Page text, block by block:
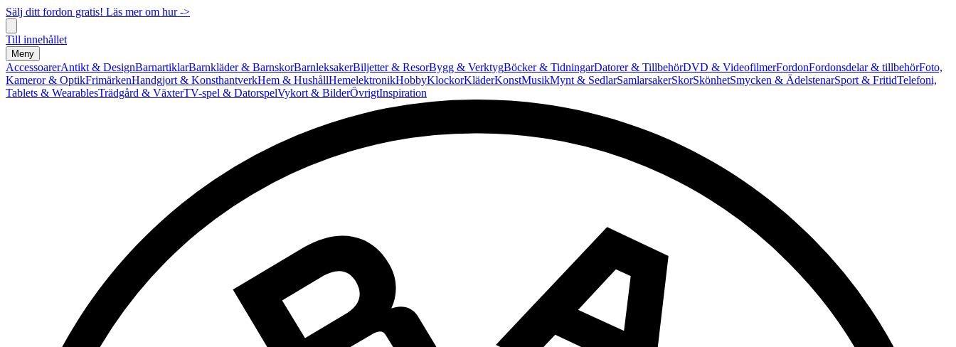
Sälj ditt fordon gratis! Läs mer om hur ->
Till innehållet
Meny
AccessoarerAntikt & DesignBarnartiklarBarnkläder & BarnskorBarnleksakerBiljetter & ResorBygg & VerktygBöcker & TidningarDatorer & TillbehörDVD & VideofilmerFordonFordonsdelar & tillbehörFoto,
Kameror & OptikFrimärkenHandgjort & KonsthantverkHem & HushållHemelektronikHobbyKlockorKläderKonstMusikMynt & SedlarSamlarsakerSkorSkönhetSmycken & ÄdelstenarSport & FritidTelefoni,
Tablets & WearablesTrädgård & VäxterTV-spel & DatorspelVykort & BilderÖvrigtInspiration